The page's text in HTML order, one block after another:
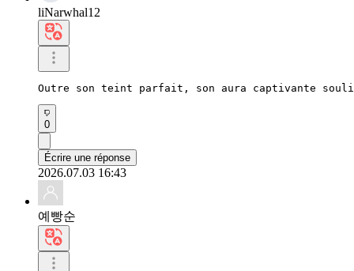
liNarwhal12
Outre son teint parfait, son aura captivante
0
Écrire une réponse
2026.07.03 16:43
예빵순